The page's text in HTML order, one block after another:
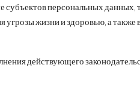
персональных данных,
жизни и здоровью, а
действующего